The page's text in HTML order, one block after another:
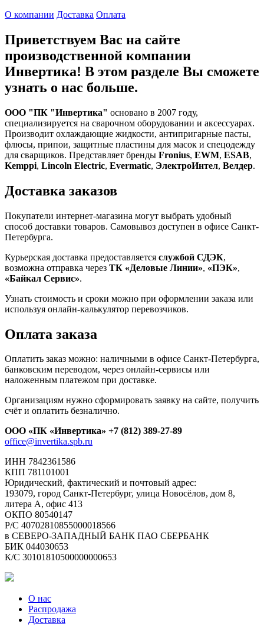
О компании Доставка Оплата
Приветствуем Вас на сайте
производственной компании
Инвертика! В этом разделе Вы сможете
узнать о нас больше.
ООО "ПК "Инвертика" основано в 2007 году,
специализируется на сварочном оборудовании и аксессуарах.
Производит охлаждающие жидкости, антипригарные пасты,
флюсы, припои, защитные пластины для масок и спецодежду
для сварщиков. Представляет бренды Fronius, EWM, ESAB,
Kemppi, Lincoln Electric, Evermatic, ЭлектроИнтел, Велдер.
Доставка заказов
Покупатели интернет-магазина могут выбрать удобный
способ доставки товаров. Самовывоз доступен в офисе Санкт-
Петербурга.
Курьерская доставка предоставляется службой СДЭК,
возможна отправка через ТК «Деловые Линии», «ПЭК»,
«Байкал Сервис».
Узнать стоимость и сроки можно при оформлении заказа или
используя онлайн-калькулятор перевозчиков.
Оплата заказа
Оплатить заказ можно: наличными в офисе Санкт-Петербурга,
банковским переводом, через онлайн-сервисы или
наложенным платежом при доставке.
Организациям нужно сформировать заявку на сайте, получить
счёт и оплатить безналично.
ООО «ПК «Инвертика» +7 (812) 389-27-89
office@invertika.spb.ru
ИНН 7842361586
КПП 781101001
Юридический, фактический и почтовый адрес:
193079, город Санкт-Петербург, улица Новосёлов, дом 8,
литера А, офис 413
ОКПО 80540147
Р/С 40702810855000018566
в СЕВЕРО-ЗАПАДНЫЙ БАНК ПАО СБЕРБАНК
БИК 044030653
К/С 30101810500000000653
О нас
Распродажа
Доставка